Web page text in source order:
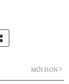
MỚI HƠN